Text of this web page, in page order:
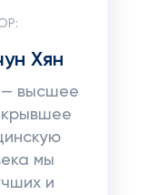
Хян
— высшее
мы
и